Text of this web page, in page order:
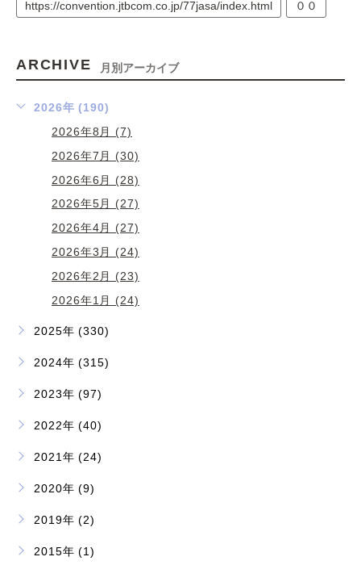
https://convention.jtbcom.co.jp/77jasa/index.html ００
ARCHIVE 月別アーカイブ
2026年 (190)
2026年8月 (7)
2026年7月 (30)
2026年6月 (28)
2026年5月 (27)
2026年4月 (27)
2026年3月 (24)
2026年2月 (23)
2026年1月 (24)
2025年 (330)
2024年 (315)
2023年 (97)
2022年 (40)
2021年 (24)
2020年 (9)
2019年 (2)
2015年 (1)